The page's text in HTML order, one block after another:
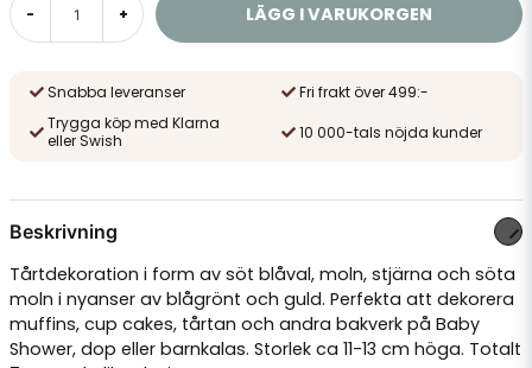
- + LÄGG I VARUKORGEN
Snabba leveranser
Fri frakt över 499:-
Trygga köp med Klarna
eller Swish
10 000-tals nöjda kunder
Beskrivning
Tårtdekoration i form av söt blåval, moln, stjärna och söta
moln i nyanser av blågrönt och guld. Perfekta att dekorera
muffins, cup cakes, tårtan och andra bakverk på Baby
Shower, dop eller barnkalas. Storlek ca 11-13 cm höga. Totalt